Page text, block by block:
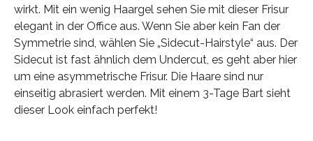
wirkt. Mit ein wenig Haargel sehen Sie mit dieser Frisur
elegant in der Office aus. Wenn Sie aber kein Fan der
Symmetrie sind, wählen Sie „Sidecut-Hairstyle“ aus. Der
Sidecut ist fast ähnlich dem Undercut, es geht aber hier
um eine asymmetrische Frisur. Die Haare sind nur
einseitig abrasiert werden. Mit einem 3-Tage Bart sieht
dieser Look einfach perfekt!